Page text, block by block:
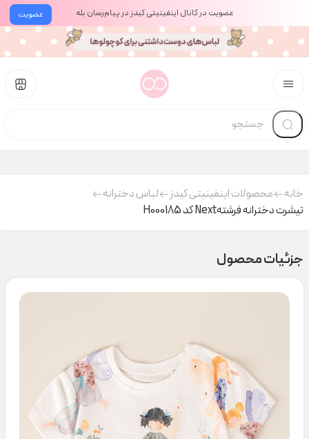
عضویت عضویت در کانال اینفینیتی کیدز در پیام‌رسان بله
خانه محصولات اینفینیتی کیدز
لباس دخترانه
تیشرت دخترانه فرشتهNext کد H000185
جزئیات محصول